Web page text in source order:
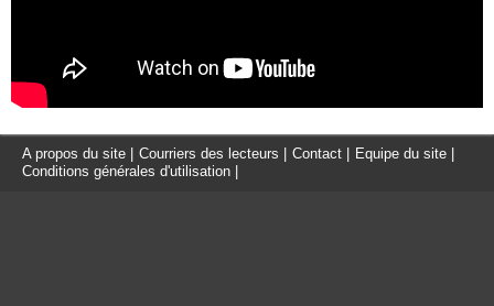
A propos du site Courriers des lecteurs Contact Equipe du site
Conditions générales d'utilisation